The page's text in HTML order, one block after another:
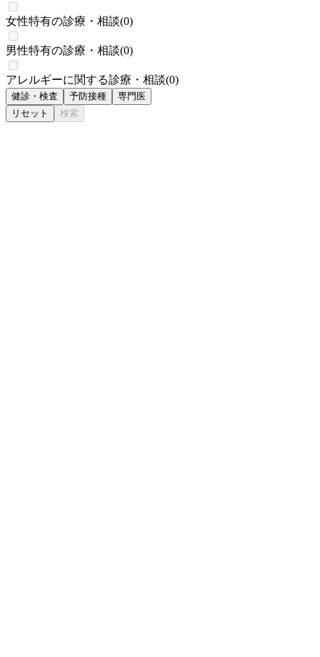
女性特有の診療・相談(0)
男性特有の診療・相談(0)
アレルギーに関する診療・相談(0)
健診・検査 予防接種
専門医
リセット
検索